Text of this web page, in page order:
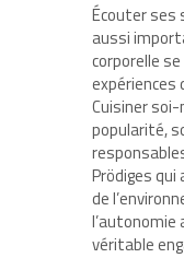
Écouter
aussi
corporelle
Cuisiner
popularité,
Prödiges
de
véritable